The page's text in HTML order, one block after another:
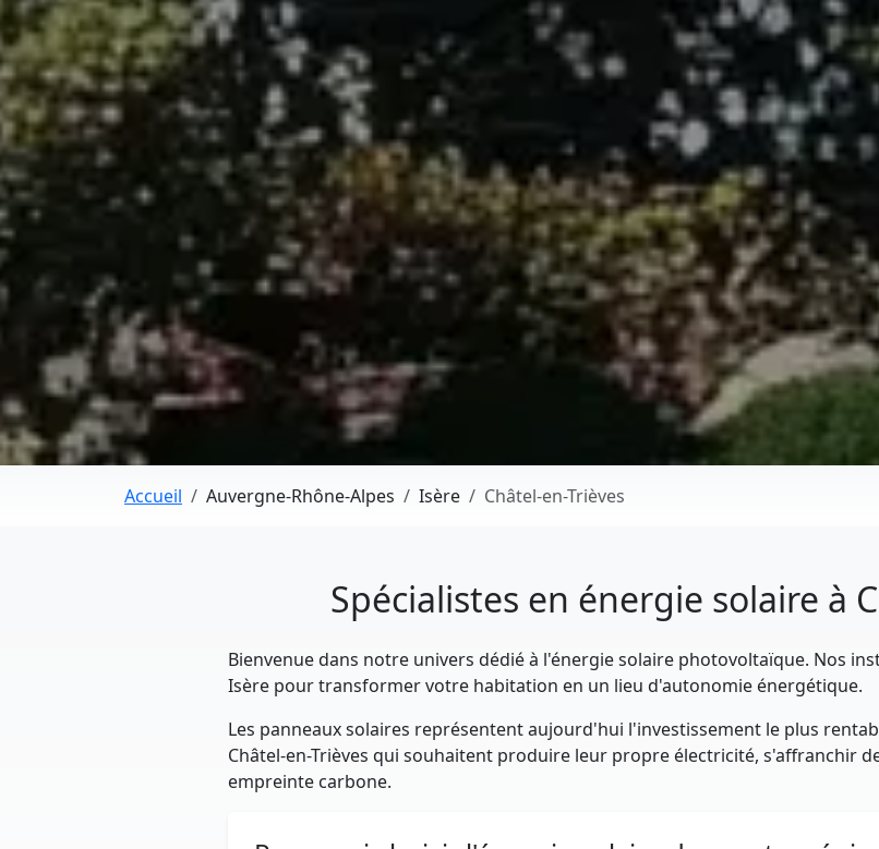
Accueil Auvergne-Rhône-Alpes Isère Châtel-en-Trièves
Spécialistes en énergie solaire à
Bienvenue dans notre univers dédié à l'énergie solaire photovoltaïque. Nos
Isère pour transformer votre habitation en un lieu d'autonomie énergétique.
Les panneaux solaires représentent aujourd'hui l'investissement le plus
Châtel-en-Trièves qui souhaitent produire leur propre électricité, s'affranchir
empreinte carbone.